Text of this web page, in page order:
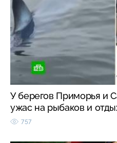
У берегов Приморья и
ужас на рыбаков и
757